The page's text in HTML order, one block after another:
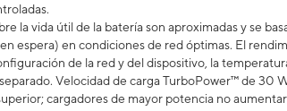
la vida útil de la batería son aproximadas y se
espera) en condiciones de red óptimas. El
de la red y del dispositivo, la
Velocidad de carga TurboPower™ de
cargadores de mayor potencia no